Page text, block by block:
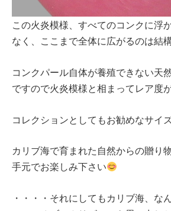
この火炎模様、すべてのコンクに浮
なく、ここまで全体に広がるのは結
コンクパール自体が養殖できない天
ですので火炎模様と相まってレア度
コレクションとしてもお勧めなサイ
カリブ海で育まれた自然からの贈り
手元でお楽しみ下さい
・・・・それにしてもカリブ海、な